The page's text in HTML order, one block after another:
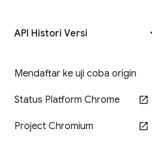
API Histori Versi
Mendaftar ke uji coba origin
Status Platform Chrome
Project Chromium